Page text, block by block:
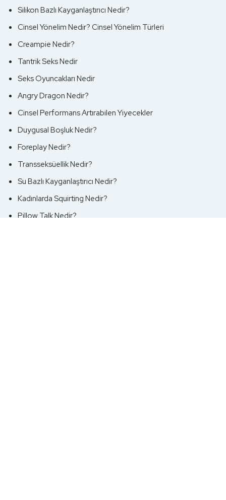
Silikon Bazlı Kayganlaştırıcı Nedir?
Cinsel Yönelim Nedir? Cinsel Yönelim Türleri
Creampie Nedir?
Tantrik Seks Nedir
Seks Oyuncakları Nedir
Angry Dragon Nedir?
Cinsel Performans Artırabilen Yiyecekler
Duygusal Boşluk Nedir?
Foreplay Nedir?
Transseksüellik Nedir?
Su Bazlı Kayganlaştırıcı Nedir?
Kadınlarda Squirting Nedir?
Pillow Talk Nedir?